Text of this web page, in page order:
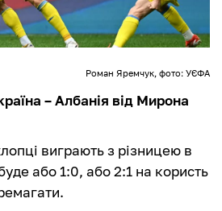
Роман Яремчук, фото: УЄФА
– Албанія від Мирона
виграють з різницею в
або 1:0, або 2:1 на користь